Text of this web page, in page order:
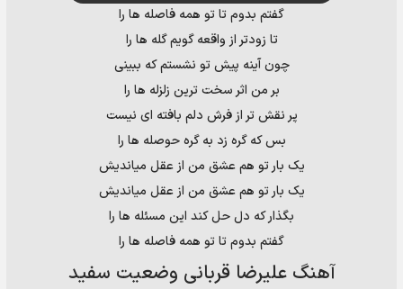
گفتم بدوم تا تو همه فاصله ها را
تا زودتر از واقعه گویم گله ها را
چون آینه پیش تو نشستم که ببینی
بر من اثر سخت ترین زلزله ها را
پر نقش تر از فرش دلم بافته ای نیست
بس که گره زد به گره حوصله ها را
یک بار تو هم عشق من از عقل میاندیش
یک بار تو هم عشق من از عقل میاندیش
بگذار که دل حل کند این مسئله ها را
گفتم بدوم تا تو همه فاصله ها را
آهنگ علیرضا قربانی وضعیت سفید